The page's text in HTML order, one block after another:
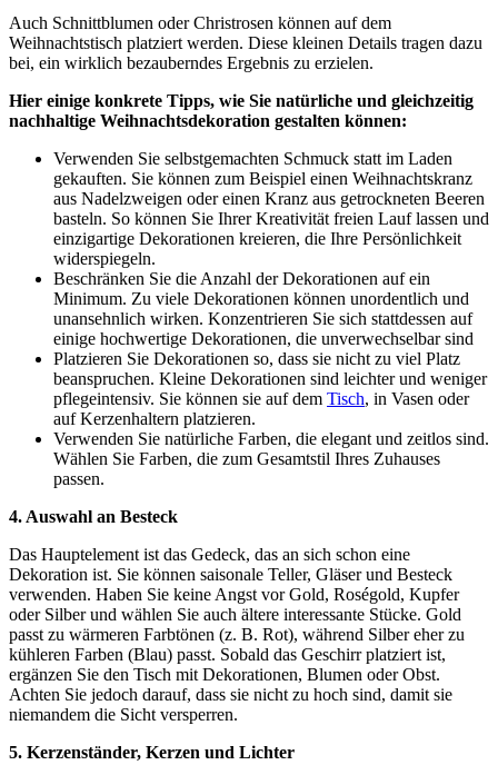
Auch Schnittblumen oder Christrosen können auf dem
Weihnachtstisch platziert werden. Diese kleinen Details tragen dazu
bei, ein wirklich bezauberndes Ergebnis zu erzielen.
Hier einige konkrete Tipps, wie Sie natürliche und gleichzeitig
nachhaltige Weihnachtsdekoration gestalten können:
Verwenden Sie selbstgemachten Schmuck statt im Laden
gekauften. Sie können zum Beispiel einen Weihnachtskranz
aus Nadelzweigen oder einen Kranz aus getrockneten Beeren
basteln. So können Sie Ihrer Kreativität freien Lauf lassen und
einzigartige Dekorationen kreieren, die Ihre Persönlichkeit
widerspiegeln.
Beschränken Sie die Anzahl der Dekorationen auf ein
Minimum. Zu viele Dekorationen können unordentlich und
unansehnlich wirken. Konzentrieren Sie sich stattdessen auf
einige hochwertige Dekorationen, die unverwechselbar sind
Platzieren Sie Dekorationen so, dass sie nicht zu viel Platz
beanspruchen. Kleine Dekorationen sind leichter und weniger
pflegeintensiv. Sie können sie auf dem Tisch, in Vasen oder
auf Kerzenhaltern platzieren.
Verwenden Sie natürliche Farben, die elegant und zeitlos sind.
Wählen Sie Farben, die zum Gesamtstil Ihres Zuhauses
passen.
4. Auswahl an Besteck
Das Hauptelement ist das Gedeck, das an sich schon eine
Dekoration ist. Sie können saisonale Teller, Gläser und Besteck
verwenden. Haben Sie keine Angst vor Gold, Roségold, Kupfer
oder Silber und wählen Sie auch ältere interessante Stücke. Gold
passt zu wärmeren Farbtönen (z. B. Rot), während Silber eher zu
kühleren Farben (Blau) passt. Sobald das Geschirr platziert ist,
ergänzen Sie den Tisch mit Dekorationen, Blumen oder Obst.
Achten Sie jedoch darauf, dass sie nicht zu hoch sind, damit sie
niemandem die Sicht versperren.
5. Kerzenständer, Kerzen und Lichter